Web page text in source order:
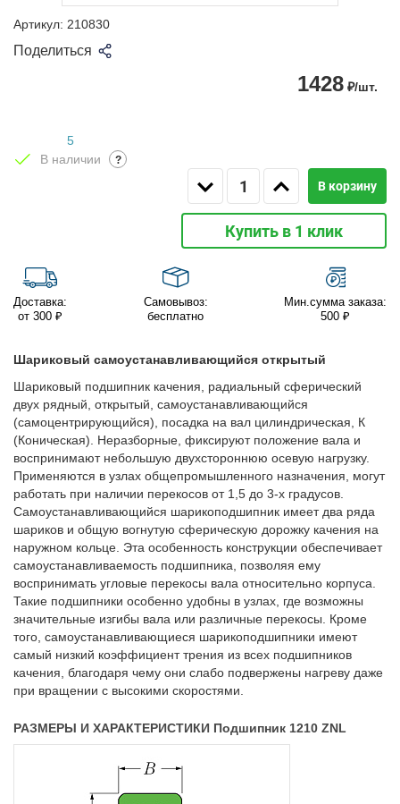
Артикул: 210830
Поделиться
1428 ₽/шт.
5
В наличии
?
В корзину
Купить в 1 клик
Доставка:
от 300 ₽
Самовывоз:
бесплатно
Мин.сумма заказа:
500 ₽
Шариковый самоустанавливающийся открытый
Шариковый подшипник качения, радиальный сферический
двух рядный, открытый, самоустанавливающийся
(самоцентрирующийся), посадка на вал цилиндрическая, К
(Коническая). Неразборные, фиксируют положение вала и
воспринимают небольшую двухстороннюю осевую нагрузку.
Применяются в узлах общепромышленного назначения, могут
работать при наличии перекосов от 1,5 до 3-х градусов.
Самоустанавливающийся шарикоподшипник имеет два ряда
шариков и общую вогнутую сферическую дорожку качения на
наружном кольце. Эта особенность конструкции обеспечивает
самоустанавливаемость подшипника, позволяя ему
воспринимать угловые перекосы вала относительно корпуса.
Такие подшипники особенно удобны в узлах, где возможны
значительные изгибы вала или различные перекосы. Кроме
того, самоустанавливающиеся шарикоподшипники имеют
самый низкий коэффициент трения из всех подшипников
качения, благодаря чему они слабо подвержены нагреву даже
при вращении с высокими скоростями.
РАЗМЕРЫ И ХАРАКТЕРИСТИКИ Подшипник 1210 ZNL